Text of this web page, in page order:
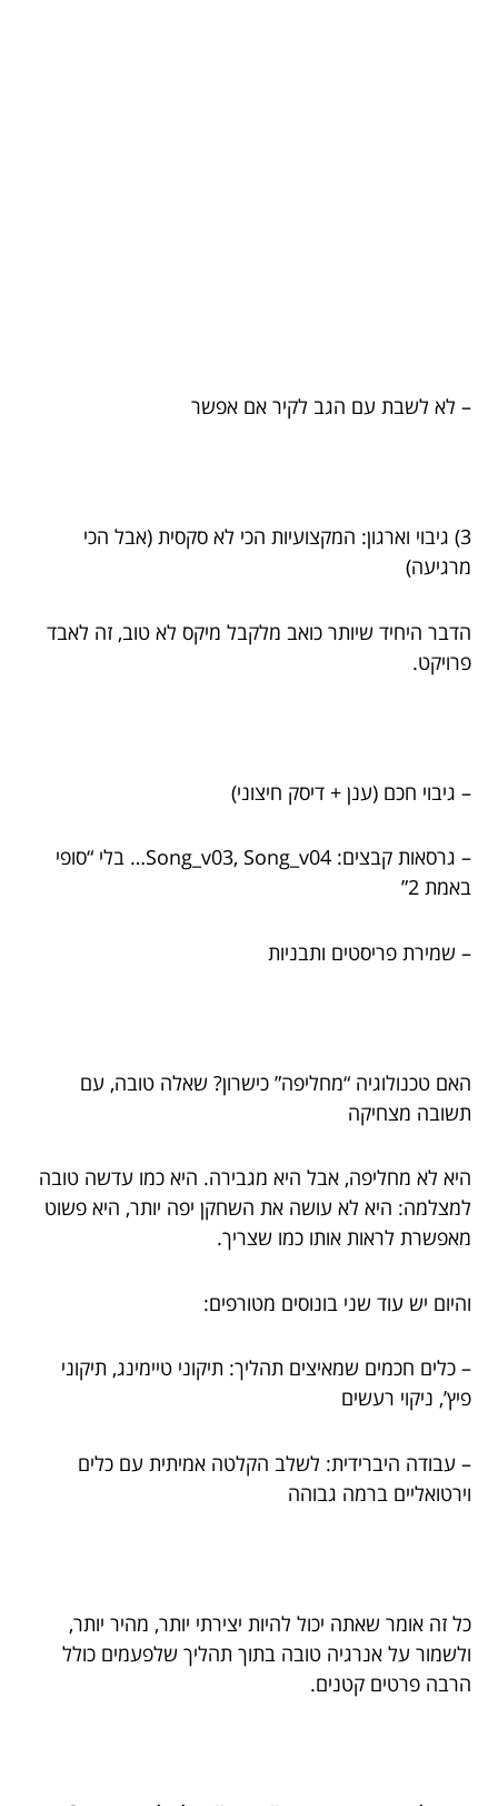
– לא לשבת עם הגב לקיר אם אפשר
3) גיבוי וארגון: המקצועיות הכי לא סקסית (אבל הכי
מרגיעה)
הדבר היחיד שיותר כואב מלקבל מיקס לא טוב, זה לאבד
פרויקט.
– גיבוי חכם (ענן + דיסק חיצוני)
– גרסאות קבצים: Song_v03, Song_v04… בלי “סופי
באמת 2”
– שמירת פריסטים ותבניות
האם טכנולוגיה “מחליפה” כישרון? שאלה טובה, עם
תשובה מצחיקה
היא לא מחליפה, אבל היא מגבירה. היא כמו עדשה טובה
למצלמה: היא לא עושה את השחקן יפה יותר, היא פשוט
מאפשרת לראות אותו כמו שצריך.
והיום יש עוד שני בונוסים מטורפים:
– כלים חכמים שמאיצים תהליך: תיקוני טיימינג, תיקוני
פיץ’, ניקוי רעשים
– עבודה היברידית: לשלב הקלטה אמיתית עם כלים
וירטואליים ברמה גבוהה
כל זה אומר שאתה יכול להיות יצירתי יותר, מהיר יותר,
ולשמור על אנרגיה טובה בתוך תהליך שלפעמים כולל
הרבה פרטים קטנים.